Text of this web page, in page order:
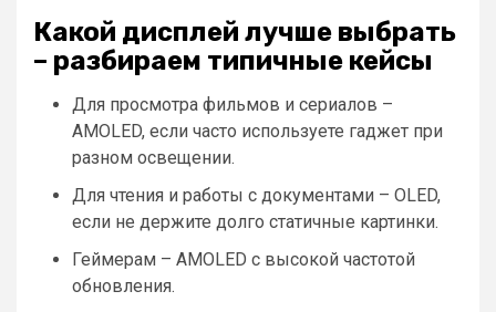
Какой дисплей лучше выбрать
– разбираем типичные кейсы
Для просмотра фильмов и сериалов –
AMOLED, если часто используете гаджет при
разном освещении.
Для чтения и работы с документами – OLED,
если не держите долго статичные картинки.
Геймерам – AMOLED с высокой частотой
обновления.